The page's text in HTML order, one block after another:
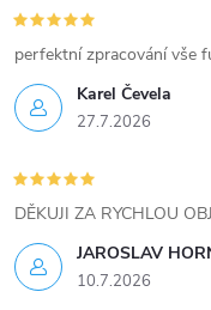
v
ý
p
i
s
u
Karel Čevela
27.7.2026
perfektní zpracování vše
JAROSLAV
10.7.2026
DĚKUJI ZA RYCHLOU